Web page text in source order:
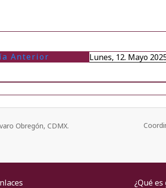
Anterior
Lunes, 12. Mayo
Obregón, CDMX.
¿Qué es